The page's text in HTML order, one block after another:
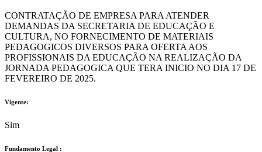
CONTRATAÇÃO DE EMPRESA PARA ATENDER
DEMANDAS DA SECRETARIA DE EDUCAÇÃO E
CULTURA, NO FORNECIMENTO DE MATERIAIS
PEDAGOGICOS DIVERSOS PARA OFERTA AOS
PROFISSIONAIS DA EDUCAÇÂO NA REALIZAÇÃO DA
JORNADA PEDAGOGICA QUE TERA INICIO NO DIA 17 DE
FEVEREIRO DE 2025.
Vigente:
Sim
Fundamento Legal :​